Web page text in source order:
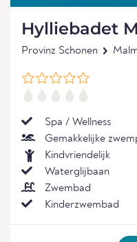
Hylliebadet
Provinz Schonen
Spa / Wellness
Gemakkelijke
Kindvriendelijk
Waterglijbaan
Zwembad
Kinderzwembad